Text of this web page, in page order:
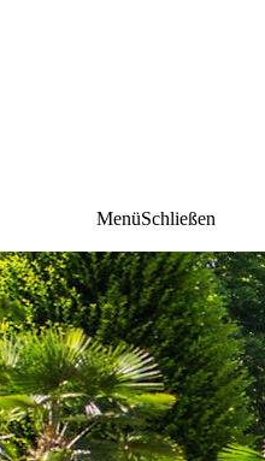
MenüSchließen